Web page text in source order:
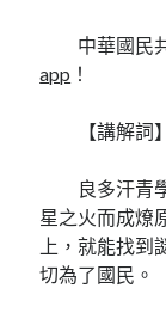
中華國民
app ！
【講解詞】
良多汗青
星之火而成燎
上，就能找
切為了國民。